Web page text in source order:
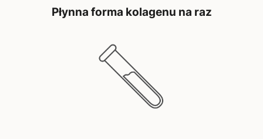
Płynna forma kolagenu na raz